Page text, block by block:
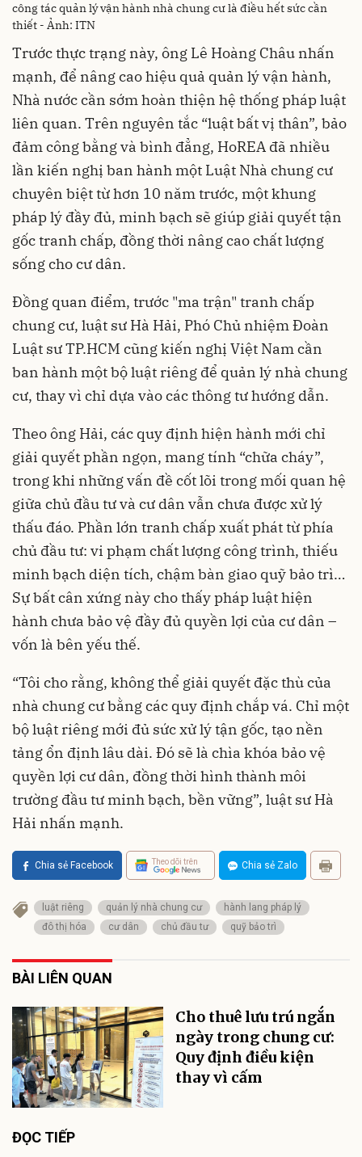
công tác quản lý vận hành nhà chung cư là điều hết sức cần
thiết - Ảnh: ITN
Trước thực trạng này, ông Lê Hoàng Châu nhấn
mạnh, để nâng cao hiệu quả quản lý vận hành,
Nhà nước cần sớm hoàn thiện hệ thống pháp luật
liên quan. Trên nguyên tắc “luật bất vị thân”, bảo
đảm công bằng và bình đẳng, HoREA đã nhiều
lần kiến nghị ban hành một Luật Nhà chung cư
chuyên biệt từ hơn 10 năm trước, một khung
pháp lý đầy đủ, minh bạch sẽ giúp giải quyết tận
gốc tranh chấp, đồng thời nâng cao chất lượng
sống cho cư dân.
Đồng quan điểm, trước "ma trận" tranh chấp
chung cư, luật sư Hà Hải, Phó Chủ nhiệm Đoàn
Luật sư TP.HCM cũng kiến nghị Việt Nam cần
ban hành một bộ luật riêng để quản lý nhà chung
cư, thay vì chỉ dựa vào các thông tư hướng dẫn.
Theo ông Hải, các quy định hiện hành mới chỉ
giải quyết phần ngọn, mang tính “chữa cháy”,
trong khi những vấn đề cốt lõi trong mối quan hệ
giữa chủ đầu tư và cư dân vẫn chưa được xử lý
thấu đáo. Phần lớn tranh chấp xuất phát từ phía
chủ đầu tư: vi phạm chất lượng công trình, thiếu
minh bạch diện tích, chậm bàn giao quỹ bảo trì…
Sự bất cân xứng này cho thấy pháp luật hiện
hành chưa bảo vệ đầy đủ quyền lợi của cư dân –
vốn là bên yếu thế.
“Tôi cho rằng, không thể giải quyết đặc thù của
nhà chung cư bằng các quy định chắp vá. Chỉ một
bộ luật riêng mới đủ sức xử lý tận gốc, tạo nền
tảng ổn định lâu dài. Đó sẽ là chìa khóa bảo vệ
quyền lợi cư dân, đồng thời hình thành môi
trường đầu tư minh bạch, bền vững”, luật sư Hà
Hải nhấn mạnh.
Chia sẻ Facebook Theo dõi trên Chia sẻ Zalo
luật riêng quản lý nhà chung cư
hành lang pháp lý
đô thị hóa
cư dân chủ đầu tư quỹ bảo trì
BÀI LIÊN QUAN
Cho thuê lưu trú ngắn
ngày trong chung cư:
Quy định điều kiện
thay vì cấm
ĐỌC TIẾP